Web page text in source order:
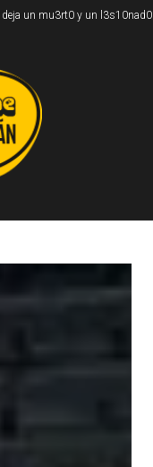
deja un mu3rt0 y un l3s10nad0